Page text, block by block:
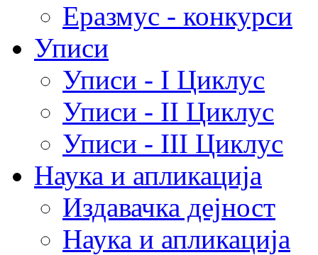
Еразмус - конкурси
Уписи
Уписи - I Циклус
Уписи - II Циклус
Уписи - III Циклус
Наука и апликација
Издавачка дејност
Наука и апликација